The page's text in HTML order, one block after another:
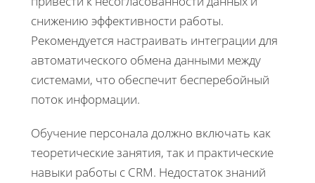
снижению эффективности работы.
Рекомендуется настраивать интеграции для
автоматического обмена данными между
системами, что обеспечит бесперебойный
поток информации.
Обучение персонала должно включать как
теоретические занятия, так и практические
навыки работы с CRM. Недостаток знаний